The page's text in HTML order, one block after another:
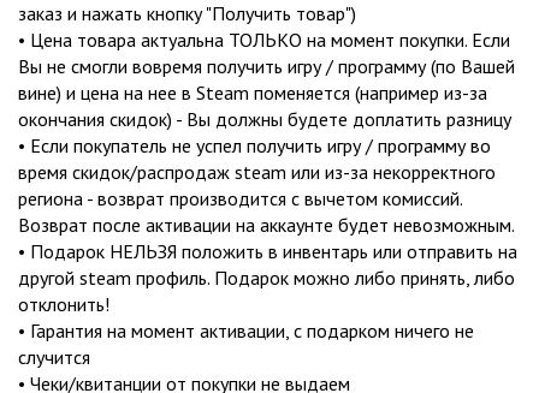
заказ и нажать кнопку "Получить товар")
• Цена товара актуальна ТОЛЬКО на момент покупки. Если
Вы не смогли вовремя получить игру / программу (по Вашей
вине) и цена на нее в Steam поменяется (например из-за
окончания скидок) - Вы должны будете доплатить разницу
• Если покупатель не успел получить игру / программу во
время скидок/распродаж steam или из-за некорректного
региона - возврат производится с вычетом комиссий.
Возврат после активации на аккаунте будет невозможным.
• Подарок НЕЛЬЗЯ положить в инвентарь или отправить на
другой steam профиль. Подарок можно либо принять, либо
отклонить!
• Гарантия на момент активации, с подарком ничего не
случится
• Чеки/квитанции от покупки не выдаем